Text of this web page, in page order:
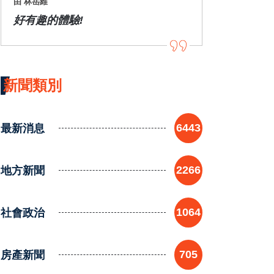
好有趣的體驗!
新聞類別
最新消息 6443
地方新聞 2266
社會政治 1064
房產新聞 705